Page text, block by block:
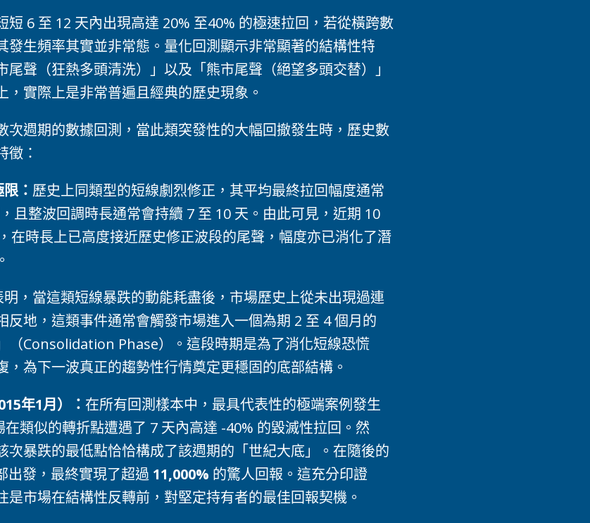
短 6 至 12 天內出現高達 20% 至40% 的極速拉回，若從橫跨數
發生頻率其實並非常態。量化回測顯示非常顯著的結構性特
聲（狂熱多頭清洗）」以及「熊市尾聲（絕望多頭交替）」
實際上是非常普遍且經典的歷史現象。
次週期的數據回測，當此類突發性的大幅回撤發生時，歷史數
徵：
： 歷史上同類型的短線劇烈修正，其平均最終拉回幅度通常
且整波回調時長通常會持續 7 至 10 天。由此可見，近期 10
在時長上已高度接近歷史修正波段的尾聲，幅度亦已消化了潛
明，當這類短線暴跌的動能耗盡後，市場歷史上從未出現過連
反地，這類事件通常會觸發市場進入一個為期 2 至 4 個月的
（Consolidation Phase）。這段時期是為了消化短線恐慌
，為下一波真正的趨勢性行情奠定更穩固的底部結構。
年1月）： 在所有回測樣本中，最具代表性的極端案例發生
類似的轉折點遭遇了 7 天內高達 -40% 的毀滅性拉回。然
次暴跌的最低點恰恰構成了該週期的「世紀大底」。在隨後的
出發，最終實現了超過 11,000% 的驚人回報。這充分印證
是市場在結構性反轉前，對堅定持有者的最佳回報契機。